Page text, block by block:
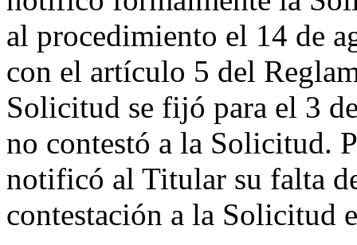
al procedimiento el 14 de
con el artículo 5 del
Solicitud se fijó para el 3
no contestó a la Solicitud.
notificó al Titular su falta
contestación a la Solicitud